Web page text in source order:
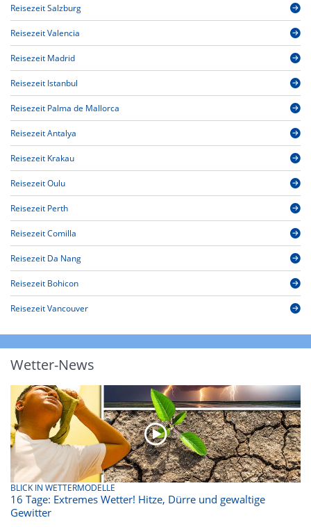
Reisezeit Salzburg
Reisezeit Valencia
Reisezeit Madrid
Reisezeit Istanbul
Reisezeit Palma de Mallorca
Reisezeit Antalya
Reisezeit Krakau
Reisezeit Oulu
Reisezeit Perth
Reisezeit Comilla
Reisezeit Da Nang
Reisezeit Bohicon
Reisezeit Vancouver
Wetter-News
BLICK IN WETTERMODELLE
16 Tage: Extremes Wetter! Hitze, Dürre und gewaltige
Gewitter